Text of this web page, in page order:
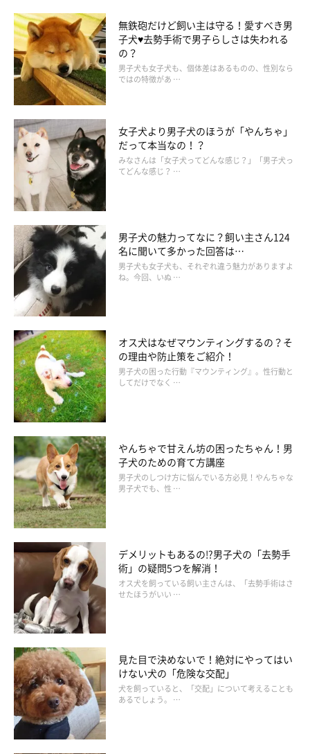
無鉄砲だけど飼い主は守る！愛すべき男
子犬♥去勢手術で男子らしさは失われる
の？
男子犬も女子犬も、個体差はあるものの、性別なら
ではの特徴があ …
女子犬より男子犬のほうが「やんちゃ」
だって本当なの！？
みなさんは「女子犬ってどんな感じ？」「男子犬っ
てどんな感じ？ …
男子犬の魅力ってなに？飼い主さん124
名に聞いて多かった回答は…
男子犬も女子犬も、それぞれ違う魅力がありますよ
ね。今回、いぬ …
オス犬はなぜマウンティングするの？そ
の理由や防止策をご紹介！
男子犬の困った行動『マウンティング』。性行動と
してだけでなく …
やんちゃで甘えん坊の困ったちゃん！男
子犬のための育て方講座
男子犬のしつけ方に悩んでいる方必見！やんちゃな
男子犬でも、性 …
デメリットもあるの!?男子犬の「去勢手
術」の疑問5つを解消！
オス犬を飼っている飼い主さんは、「去勢手術はさ
せたほうがいい …
見た目で決めないで！絶対にやってはい
けない犬の「危険な交配」
犬を飼っていると、「交配」について考えることも
あるでしょう。 …